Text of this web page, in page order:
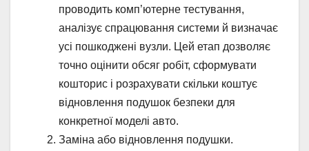
проводить комп’ютерне тестування,
аналізує спрацювання системи й визначає
усі пошкоджені вузли. Цей етап дозволяє
точно оцінити обсяг робіт, сформувати
кошторис і розрахувати скільки коштує
відновлення подушок безпеки для
конкретної моделі авто.
Заміна або відновлення подушки.